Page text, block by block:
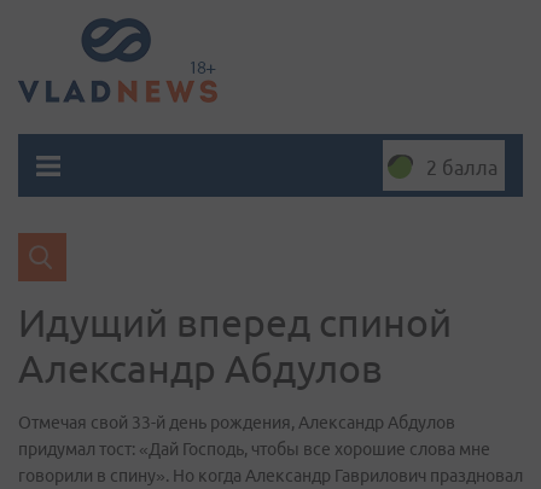
2 балла
Идущий вперед спиной
Александр Абдулов
Отмечая свой 33-й день рождения, Александр Абдулов
придумал тост: «Дай Господь, чтобы все хорошие слова мне
говорили в спину». Но когда Александр Гаврилович праздновал